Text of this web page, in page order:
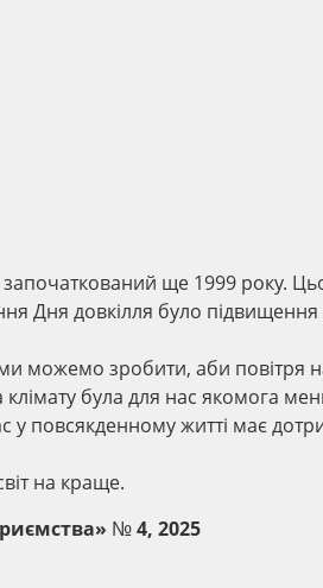
започаткований ще 1999 року.
Дня довкілля було підвищення
можемо зробити, аби повітря
була для нас якомога
повсякденному житті має
на краще.
№ 4, 2025